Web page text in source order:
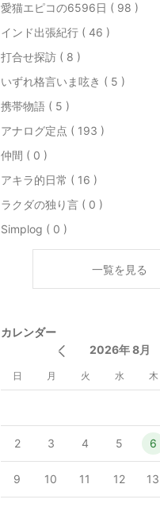
愛猫エピコの6596日 ( 98 )
インド出張紀行 ( 46 )
打合せ探訪 ( 8 )
いずれ格言いま呟き ( 5 )
携帯物語 ( 5 )
アナログ定点 ( 193 )
仲間 ( 0 )
アキラ的日常 ( 16 )
ラクダの独り言 ( 0 )
Simplog ( 0 )
一覧を見る
カレンダー
2026年 8月
日 月 火 水 木
2 3 4 5 6
9 10 11 12 13